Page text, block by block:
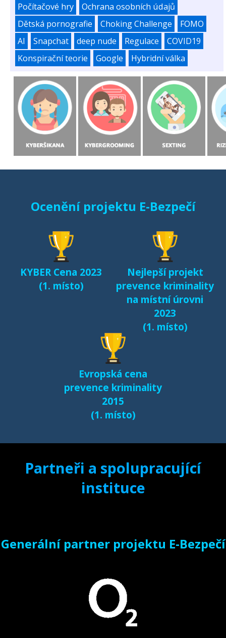
Počítačové hry
Ochrana osobních údajů
Dětská pornografie
Choking Challenge
FOMO
AI
Snapchat deep nude Regulace
COVID19
Konspirační teorie
Google Hybridní válka
Ocenění projektu E-Bezpečí
KYBER Cena 2023
(1. místo)
Nejlepší projekt
prevence kriminality
na místní úrovni
2023
(1. místo)
Evropská cena
prevence kriminality
2015
(1. místo)
Partneři a spolupracující
instituce
Generální partner projektu E-Bezpečí